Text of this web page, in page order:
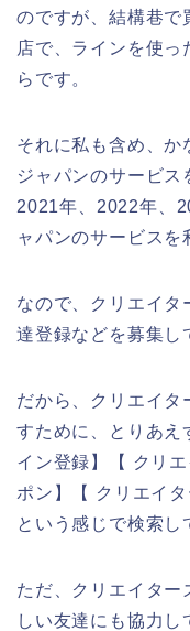
のですが、結構巷で
店で、ラインを使
らです。
それに私も含め、か
ジャパンのサービス
2021年、2022年、
ャパンのサービスを
なので、クリエイタ
達登録などを募集し
だから、クリエイタ
すために、とりあえ
イン登録】【 クリ
ポン】【 クリエイ
という感じで検索し
ただ、クリエイター
しい友達にも協力